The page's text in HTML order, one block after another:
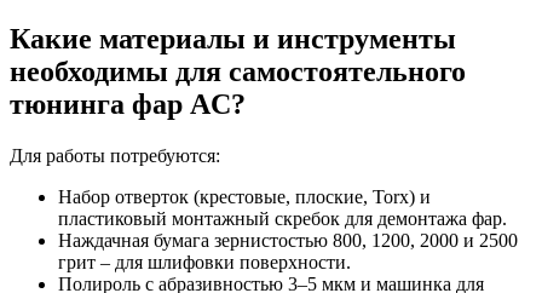
Какие материалы и инструменты
необходимы для самостоятельного
тюнинга фар AC?
Для работы потребуются:
Набор отверток (крестовые, плоские, Torx) и
пластиковый монтажный скребок для демонтажа фар.
Наждачная бумага зернистостью 800, 1200, 2000 и 2500
грит – для шлифовки поверхности.
Полироль с абразивностью 3–5 мкм и машинка для